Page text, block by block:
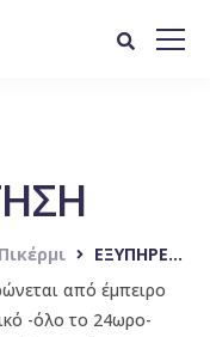
ΕΞΥΠΗΡΕΤΗΣΗ
από έμπειρο
-όλο το 24ωρο-